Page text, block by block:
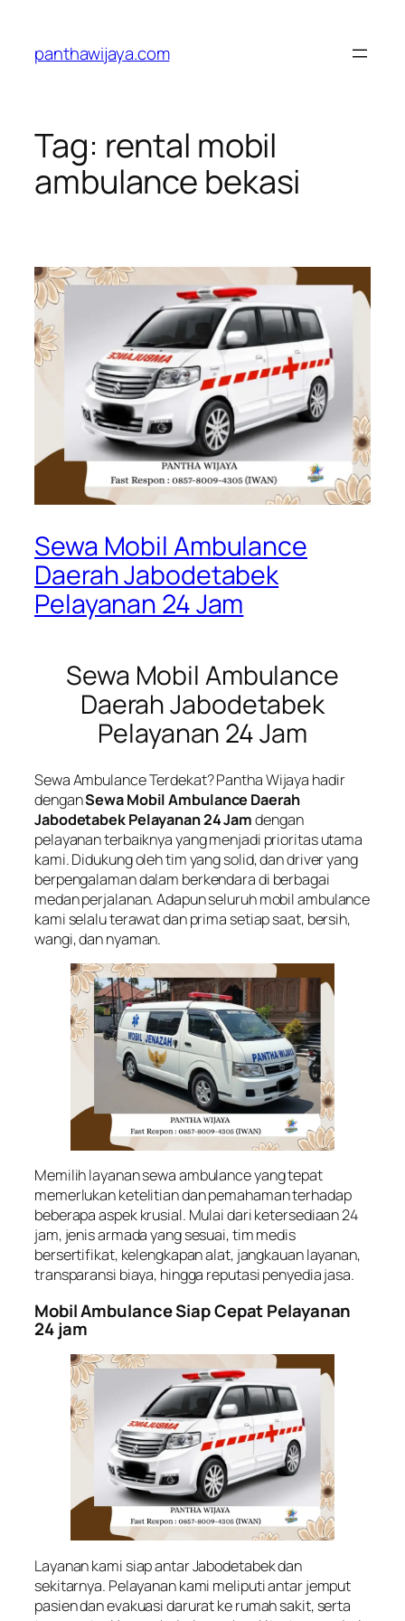
konten
panthawijaya.com
Tag: rental mobil
ambulance bekasi
Sewa Mobil Ambulance
Daerah Jabodetabek
Pelayanan 24 Jam
Sewa Mobil Ambulance
Daerah Jabodetabek
Pelayanan 24 Jam
Sewa Ambulance Terdekat? Pantha Wijaya hadir
denganSewa Mobil Ambulance Daerah
Jabodetabek Pelayanan 24 Jamdengan
pelayanan terbaiknya yang menjadi prioritas utama
kami. Didukung oleh tim yang solid, dan driver yang
berpengalaman dalam berkendara di berbagai
medan perjalanan. Adapun seluruh mobil ambulance
kami selalu terawat dan prima setiap saat, bersih,
wangi, dan nyaman.
Memilih layanan sewa ambulance yang tepat
memerlukan ketelitian dan pemahaman terhadap
beberapa aspek krusial. Mulai dari ketersediaan 24
jam, jenis armada yang sesuai, tim medis
bersertifikat, kelengkapan alat, jangkauan layanan,
transparansi biaya, hingga reputasi penyedia jasa.
Mobil Ambulance Siap Cepat Pelayanan
24 jam
Layanan kami siap antar Jabodetabek dan
sekitarnya. Pelayanan kami meliputi antar jemput
pasien dan evakuasi darurat ke rumah sakit, serta